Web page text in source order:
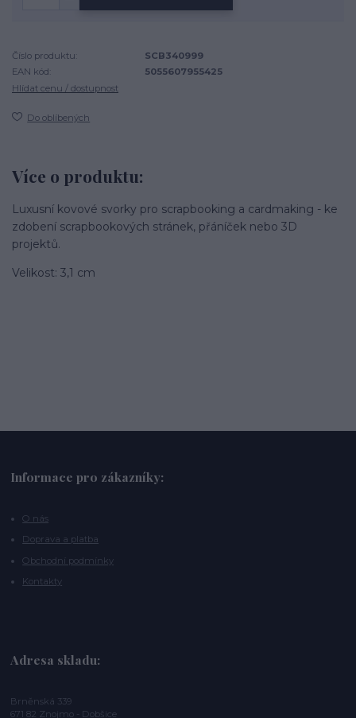
Číslo produktu:
SCB340999
EAN kód:
5055607955425
Hlídat cenu / dostupnost
Do oblíbených
Více o produktu:
Luxusní kovové svorky pro scrapbooking a cardmaking - ke
zdobení scrapbookových stránek, přáníček nebo 3D
projektů.
Velikost: 3,1 cm
Informace pro zákazníky:
O nás
Doprava a platba
Obchodní podmínky
Kontakty
Adresa skladu:
Brněnská 339
671 82 Znojmo - Dobšice